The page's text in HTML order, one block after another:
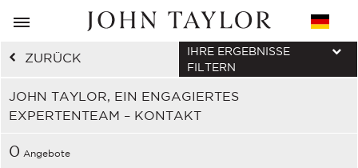
ZURÜCK
JOHN TAYLOR, EIN ENGAGIERTES
EXPERTENTEAM – KONTAKT
IHRE ERGEBNISSE
FILTERN
0 Angebote